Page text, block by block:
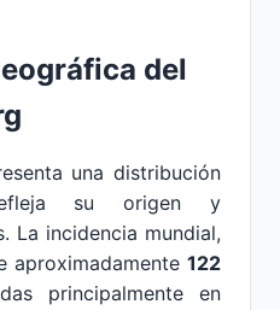
del
una distribución
su origen y
La incidencia mundial,
aproximadamente 122
principalmente en